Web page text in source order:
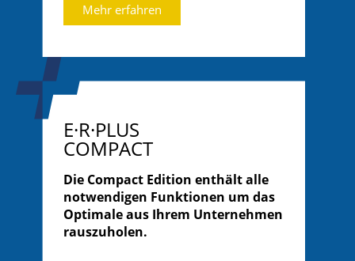
Mehr erfahren
E·R·PLUS
COMPACT
Die Compact Edition enthält alle
notwendigen Funktionen um das
Optimale aus Ihrem Unternehmen
rauszuholen.